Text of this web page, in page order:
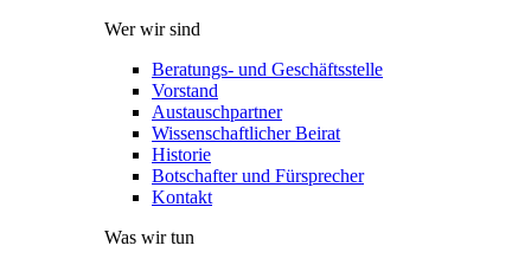
Wer wir sind
Beratungs- und Geschäftsstelle
Vorstand
Austauschpartner
Wissenschaftlicher Beirat
Historie
Botschafter und Fürsprecher
Kontakt
Was wir tun